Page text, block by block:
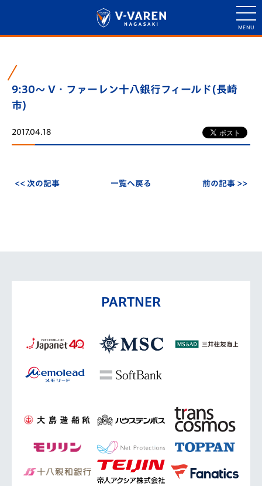
9:30～ V・ファーレン十八銀行フィールド(長崎
市)
2017.04.18
<< 次の記事 一覧へ戻る 前の記事 >>
PARTNER